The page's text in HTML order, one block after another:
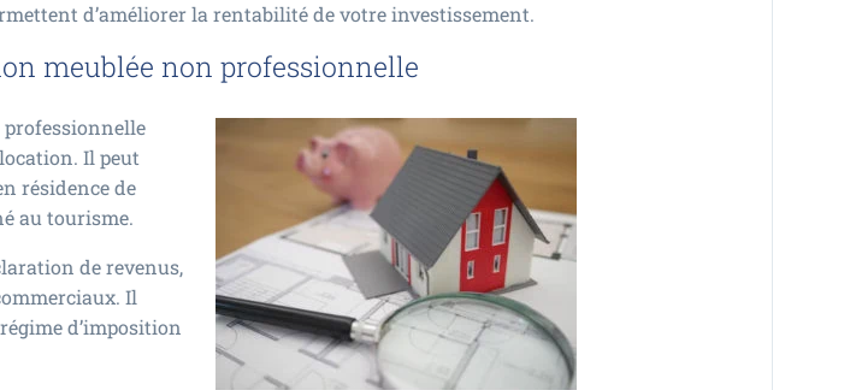
d’améliorer la rentabilité de votre investissement.
meublée non professionnelle
Il peut
résidence de
au tourisme.
de revenus,
Il
d’imposition